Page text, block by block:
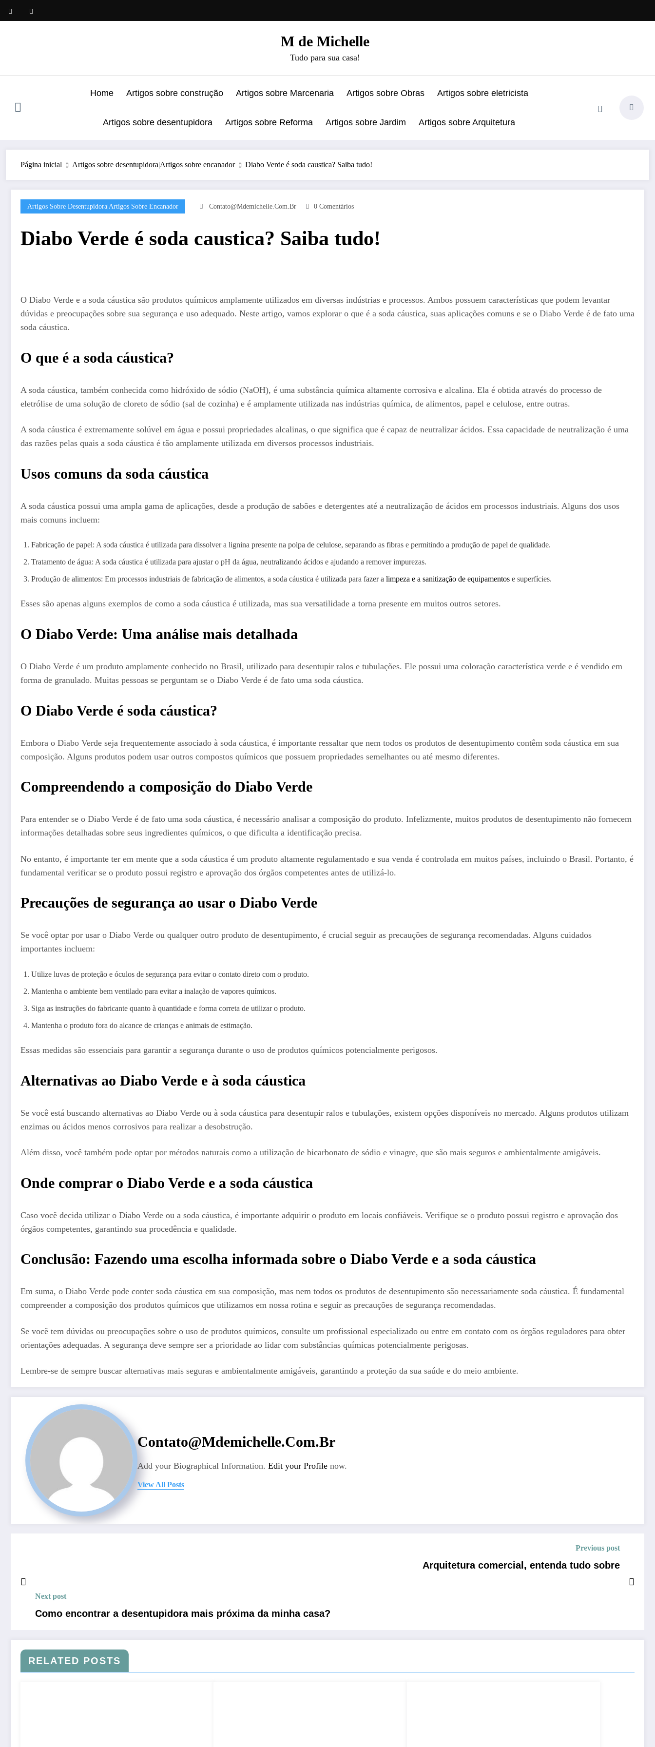
M de Michelle
Tudo para sua casa!
Home Artigos sobre construção Artigos sobre Marcenaria Artigos sobre Obras Artigos sobre eletricista
Artigos sobre desentupidora Artigos sobre Reforma Artigos sobre Jardim Artigos sobre Arquitetura
Página inicial Artigos sobre desentupidora|Artigos sobre encanador Diabo Verde é soda caustica? Saiba tudo!
Artigos Sobre Desentupidora|Artigos Sobre Encanador Contato@mdemichelle.com.br 0 Comentários
Diabo Verde é soda caustica? Saiba tudo!
O Diabo Verde e a soda cáustica são produtos químicos amplamente utilizados em diversas indústrias e processos. Ambos possuem características que podem levantar
dúvidas e preocupações sobre sua segurança e uso adequado. Neste artigo, vamos explorar o que é a soda cáustica, suas aplicações comuns e se o Diabo Verde é de fato uma
soda cáustica.
O que é a soda cáustica?
A soda cáustica, também conhecida como hidróxido de sódio (NaOH), é uma substância química altamente corrosiva e alcalina. Ela é obtida através do processo de
eletrólise de uma solução de cloreto de sódio (sal de cozinha) e é amplamente utilizada nas indústrias química, de alimentos, papel e celulose, entre outras.
A soda cáustica é extremamente solúvel em água e possui propriedades alcalinas, o que significa que é capaz de neutralizar ácidos. Essa capacidade de neutralização é uma
das razões pelas quais a soda cáustica é tão amplamente utilizada em diversos processos industriais.
Usos comuns da soda cáustica
A soda cáustica possui uma ampla gama de aplicações, desde a produção de sabões e detergentes até a neutralização de ácidos em processos industriais. Alguns dos usos
mais comuns incluem:
Fabricação de papel: A soda cáustica é utilizada para dissolver a lignina presente na polpa de celulose, separando as fibras e permitindo a produção de papel de qualidade.
Tratamento de água: A soda cáustica é utilizada para ajustar o pH da água, neutralizando ácidos e ajudando a remover impurezas.
Produção de alimentos: Em processos industriais de fabricação de alimentos, a soda cáustica é utilizada para fazer a limpeza e a sanitização de equipamentos e superfícies.
Esses são apenas alguns exemplos de como a soda cáustica é utilizada, mas sua versatilidade a torna presente em muitos outros setores.
O Diabo Verde: Uma análise mais detalhada
O Diabo Verde é um produto amplamente conhecido no Brasil, utilizado para desentupir ralos e tubulações. Ele possui uma coloração característica verde e é vendido em
forma de granulado. Muitas pessoas se perguntam se o Diabo Verde é de fato uma soda cáustica.
O Diabo Verde é soda cáustica?
Embora o Diabo Verde seja frequentemente associado à soda cáustica, é importante ressaltar que nem todos os produtos de desentupimento contêm soda cáustica em sua
composição. Alguns produtos podem usar outros compostos químicos que possuem propriedades semelhantes ou até mesmo diferentes.
Compreendendo a composição do Diabo Verde
Para entender se o Diabo Verde é de fato uma soda cáustica, é necessário analisar a composição do produto. Infelizmente, muitos produtos de desentupimento não fornecem
informações detalhadas sobre seus ingredientes químicos, o que dificulta a identificação precisa.
No entanto, é importante ter em mente que a soda cáustica é um produto altamente regulamentado e sua venda é controlada em muitos países, incluindo o Brasil. Portanto, é
fundamental verificar se o produto possui registro e aprovação dos órgãos competentes antes de utilizá-lo.
Precauções de segurança ao usar o Diabo Verde
Se você optar por usar o Diabo Verde ou qualquer outro produto de desentupimento, é crucial seguir as precauções de segurança recomendadas. Alguns cuidados
importantes incluem:
Utilize luvas de proteção e óculos de segurança para evitar o contato direto com o produto.
Mantenha o ambiente bem ventilado para evitar a inalação de vapores químicos.
Siga as instruções do fabricante quanto à quantidade e forma correta de utilizar o produto.
Mantenha o produto fora do alcance de crianças e animais de estimação.
Essas medidas são essenciais para garantir a segurança durante o uso de produtos químicos potencialmente perigosos.
Alternativas ao Diabo Verde e à soda cáustica
Se você está buscando alternativas ao Diabo Verde ou à soda cáustica para desentupir ralos e tubulações, existem opções disponíveis no mercado. Alguns produtos utilizam
enzimas ou ácidos menos corrosivos para realizar a desobstrução.
Além disso, você também pode optar por métodos naturais como a utilização de bicarbonato de sódio e vinagre, que são mais seguros e ambientalmente amigáveis.
Onde comprar o Diabo Verde e a soda cáustica
Caso você decida utilizar o Diabo Verde ou a soda cáustica, é importante adquirir o produto em locais confiáveis. Verifique se o produto possui registro e aprovação dos
órgãos competentes, garantindo sua procedência e qualidade.
Conclusão: Fazendo uma escolha informada sobre o Diabo Verde e a soda cáustica
Em suma, o Diabo Verde pode conter soda cáustica em sua composição, mas nem todos os produtos de desentupimento são necessariamente soda cáustica. É fundamental
compreender a composição dos produtos químicos que utilizamos em nossa rotina e seguir as precauções de segurança recomendadas.
Se você tem dúvidas ou preocupações sobre o uso de produtos químicos, consulte um profissional especializado ou entre em contato com os órgãos reguladores para obter
orientações adequadas. A segurança deve sempre ser a prioridade ao lidar com substâncias químicas potencialmente perigosas.
Lembre-se de sempre buscar alternativas mais seguras e ambientalmente amigáveis, garantindo a proteção da sua saúde e do meio ambiente.
Contato@mdemichelle.com.br
Add your Biographical Information. Edit your Profile now.
View All Posts
Previous post
Arquitetura comercial, entenda tudo sobre
Next post
Como encontrar a desentupidora mais próxima da minha casa?
RELATED POSTS